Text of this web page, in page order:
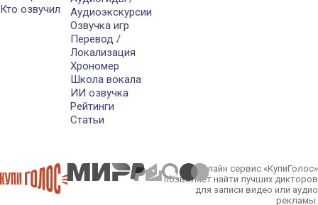
Кто озвучил
Аудиоэкскурсии
Озвучка игр
Перевод /
Локализация
Хрономер
Школа вокала
ИИ озвучка
Рейтинги
Статьи
Онлайн сервис «КупиГолос»
позволяет найти лучших дикторов
для записи видео или аудио
рекламы.